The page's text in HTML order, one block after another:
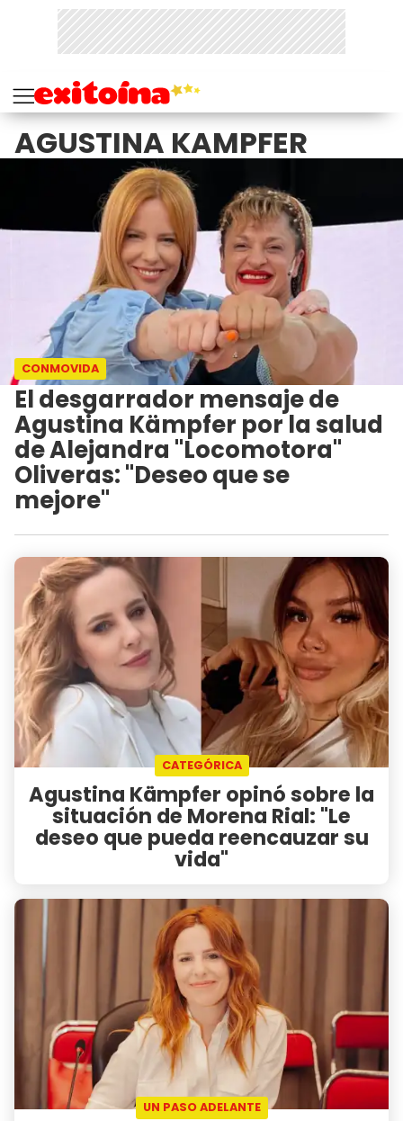
AGUSTINA KAMPFER
CONMOVIDA
El desgarrador mensaje de
Agustina Kämpfer por la salud
de Alejandra "Locomotora"
Oliveras: "Deseo que se
mejore"
CATEGÓRICA
Agustina Kämpfer opinó sobre la
situación de Morena Rial: "Le
deseo que pueda reencauzar su
vida"
UN PASO ADELANTE